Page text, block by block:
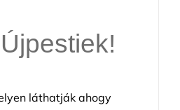
láthatják ahogy